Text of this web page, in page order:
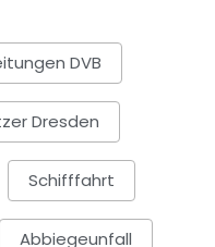
DVB
Dresden
Schifffahrt
Abbiegeunfall